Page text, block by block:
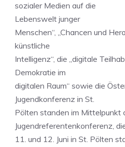
sozialer Medien auf die
Lebenswelt junger
Menschen“, „Chancen und
künstliche
Intelligenz“, die „digitale
Demokratie im
digitalen Raum“ sowie die
Jugendkonferenz in St.
Pölten standen im Mittelpunkt
Jugendreferentenkonferenz,
11. und 12. Juni in St. Pölten